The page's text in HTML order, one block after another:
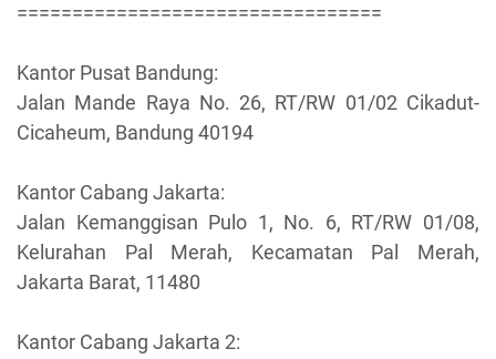
=================================
Kantor Pusat Bandung:
Jalan Mande Raya No. 26, RT/RW 01/02 Cikadut-
Cicaheum, Bandung 40194
Kantor Cabang Jakarta:
Jalan Kemanggisan Pulo 1, No. 6, RT/RW 01/08,
Kelurahan Pal Merah, Kecamatan Pal Merah,
Jakarta Barat, 11480
Kantor Cabang Jakarta 2: